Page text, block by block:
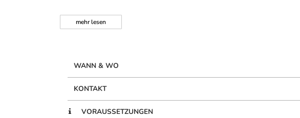
mehrlesen
WANN & WO
KONTAKT
VORAUSSETZUNGEN